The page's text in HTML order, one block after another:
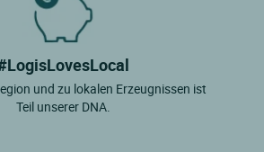
und zu lokalen Erzeugnissen ist
Teil unserer DNA.